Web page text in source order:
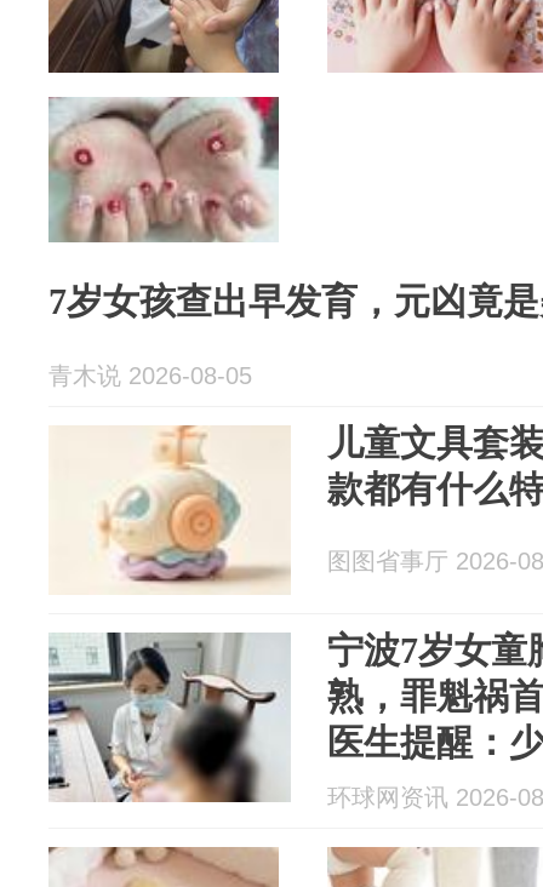
7岁女孩查出早发育，元凶竟
青木说 2026-08-05
儿童文具套
款都有什么
图图省事厅 2026-
宁波7岁女童
熟，罪魁祸
医生提醒：
具，指甲贴
环球网资讯 2026-